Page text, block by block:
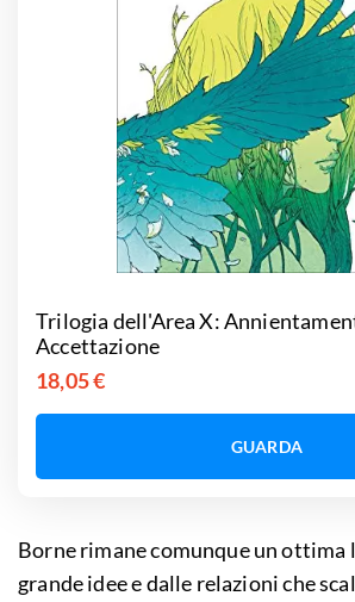
Trilogia dell'Area X:
Accettazione
18,05 €
GUARDA
Borne rimane comunque un
grande idee e dalle relazioni che